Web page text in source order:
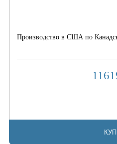
Производство в США по